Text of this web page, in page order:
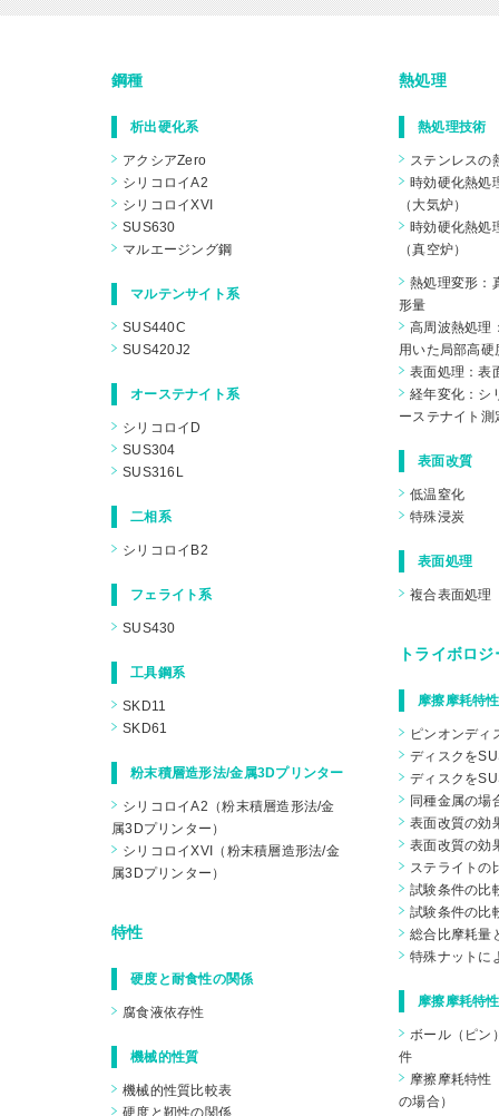
鋼種
析出硬化系
アクシアZero
シリコロイA2
シリコロイXVI
SUS630
マルエージング鋼
マルテンサイト系
SUS440C
SUS420J2
オーステナイト系
シリコロイD
SUS304
SUS316L
二相系
シリコロイB2
フェライト系
SUS430
工具鋼系
SKD11
SKD61
粉末積層造形法/金属3Dプリンター
シリコロイA2（粉末積層造形法/金
属3Dプリンター）
シリコロイXVI（粉末積層造形法/金
属3Dプリンター）
特性
硬度と耐食性の関係
腐食液依存性
機械的性質
機械的性質比較表
熱処理
熱処理技術
ステンレスの
時効硬化熱処
（大気炉）
時効硬化熱処
（真空炉）
熱処理変形：
形量
高周波熱処理
用いた局部高硬
表面処理：表
経年変化：シ
ーステナイト測
表面改質
低温窒化
特殊浸炭
表面処理
複合表面処理
トライボロジ
摩擦摩耗特
ピンオンディ
ディスクを
ディスクを
同種金属の場
表面改質の効
表面改質の効
ステライトの
試験条件の比
試験条件の比
総合比摩耗量
特殊ナットに
摩擦摩耗特
ボール（ピン
件
摩擦摩耗特性
の場合）